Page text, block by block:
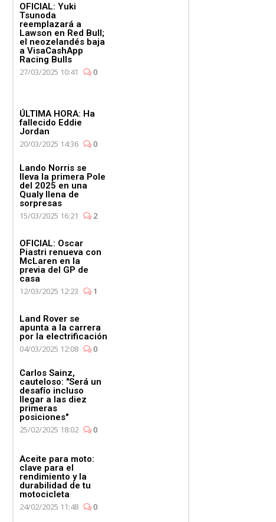
OFICIAL: Yuki
Tsunoda
reemplazará a
Lawson en Red Bull;
el neozelandés baja
a VisaCashApp
Racing Bulls
27/03/2025 10:41
0
ÚLTIMA HORA: Ha
fallecido Eddie
Jordan
20/03/2025 14:36
0
Lando Norris se
lleva la primera Pole
del 2025 en una
Qualy llena de
sorpresas
15/03/2025 16:21
2
OFICIAL: Oscar
Piastri renueva con
McLaren en la
previa del GP de
casa
12/03/2025 12:23
1
Land Rover se
apunta a la carrera
por la electrificación
04/03/2025 12:08
0
Carlos Sainz,
cauteloso: "Será un
desafío incluso
llegar a las diez
primeras
posiciones"
25/02/2025 18:02
0
Aceite para moto:
clave para el
rendimiento y la
durabilidad de tu
motocicleta
24/02/2025 11:48
0